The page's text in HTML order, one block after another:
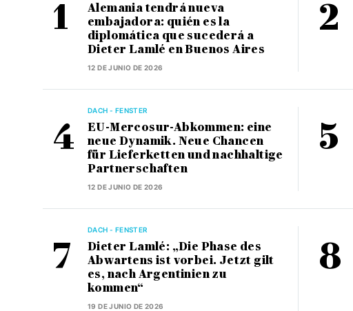
Alemania tendrá nueva
embajadora: quién es la
diplomática que sucederá a
Dieter Lamlé en Buenos Aires
12 DE JUNIO DE 2026
DACH - FENSTER
EU-Mercosur-Abkommen: eine
neue Dynamik. Neue Chancen
für Lieferketten und nachhaltige
Partnerschaften
12 DE JUNIO DE 2026
DACH - FENSTER
Dieter Lamlé: „Die Phase des
Abwartens ist vorbei. Jetzt gilt
es, nach Argentinien zu
kommen“
19 DE JUNIO DE 2026